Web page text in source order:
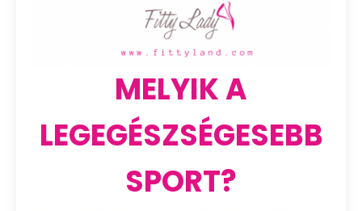
MELYIK A
LEGEGÉSZSÉGESEBB
SPORT?